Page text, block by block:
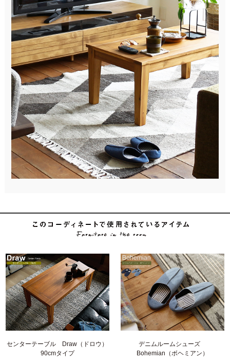
センターテーブル Draw（ドロウ）
90cmタイプ
デニムルームシューズ
Bohemian（ボヘミアン）